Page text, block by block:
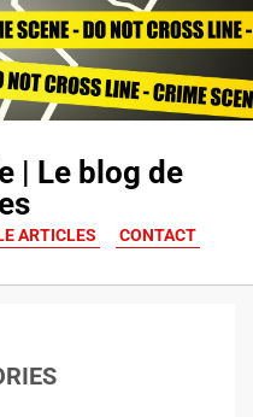
| Le blog de
ARTICLES CONTACT